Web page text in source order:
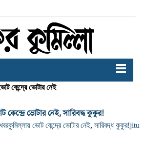
কেন্দ্রে ভোটার নেই
কেন্দ্রে ভোটার নেই, সারিবদ্ধ কুকুর!
কুমিল্লায় ভোট কেন্দ্রে ভোটার নেই, সারিবদ্ধ কুকুর!jitu